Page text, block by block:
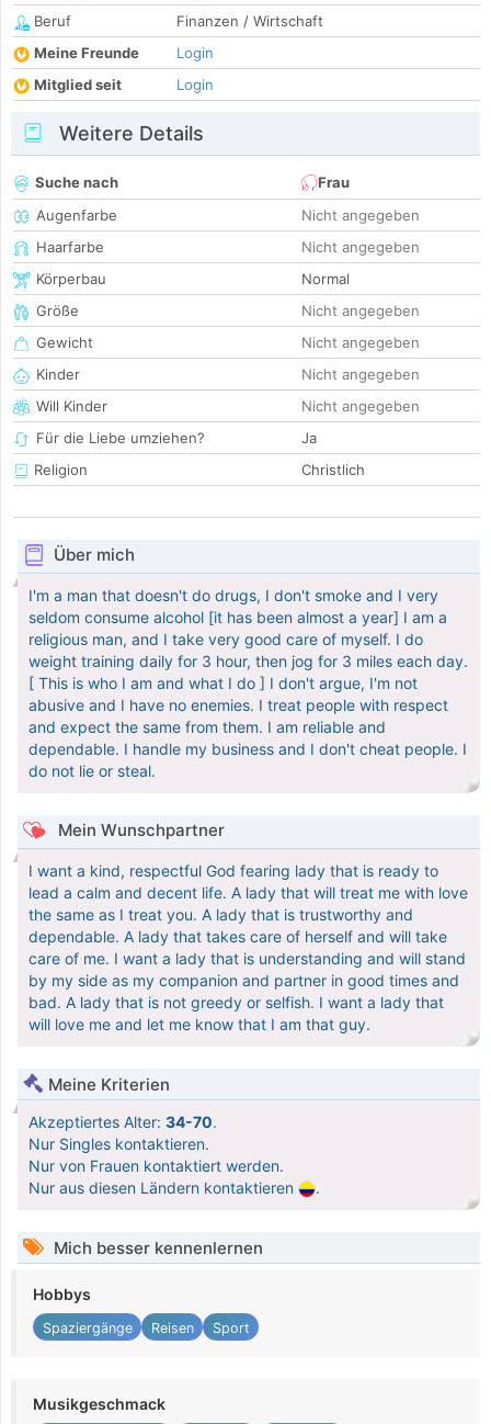
Beruf
Finanzen / Wirtschaft
Meine Freunde
Login
Mitglied seit
Login
Weitere Details
Suche nach
Frau
Augenfarbe
Nicht angegeben
Haarfarbe
Nicht angegeben
Körperbau
Normal
Größe
Nicht angegeben
Gewicht
Nicht angegeben
Kinder
Nicht angegeben
Will Kinder
Nicht angegeben
Für die Liebe umziehen?
Ja
Religion
Christlich
Über mich
I'm a man that doesn't do drugs, I don't smoke and I very
seldom consume alcohol [it has been almost a year] I am a
religious man, and I take very good care of myself. I do
weight training daily for 3 hour, then jog for 3 miles each day.
[ This is who I am and what I do ] I don't argue, I'm not
abusive and I have no enemies. I treat people with respect
and expect the same from them. I am reliable and
dependable. I handle my business and I don't cheat people. I
do not lie or steal.
Mein Wunschpartner
I want a kind, respectful God fearing lady that is ready to
lead a calm and decent life. A lady that will treat me with love
the same as I treat you. A lady that is trustworthy and
dependable. A lady that takes care of herself and will take
care of me. I want a lady that is understanding and will stand
by my side as my companion and partner in good times and
bad. A lady that is not greedy or selfish. I want a lady that
will love me and let me know that I am that guy.
Meine Kriterien
Akzeptiertes Alter: 34-70.
Nur Singles kontaktieren.
Nur von Frauen kontaktiert werden.
Nur aus diesen Ländern kontaktieren
.
Mich besser kennenlernen
Hobbys
Spaziergänge Reisen Sport
Musikgeschmack